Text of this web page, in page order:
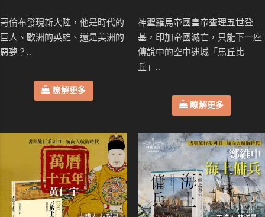
哥倫布發現新大陸，他是時代的
巨人、歐洲的英雄、還是美洲的
惡夢？..
瞭解更多
神聖羅馬帝國皇帝查理五世登
基，印加帝國滅亡，只能下一座
傳說中的空中迷城「馬丘比
丘」..
瞭解更多